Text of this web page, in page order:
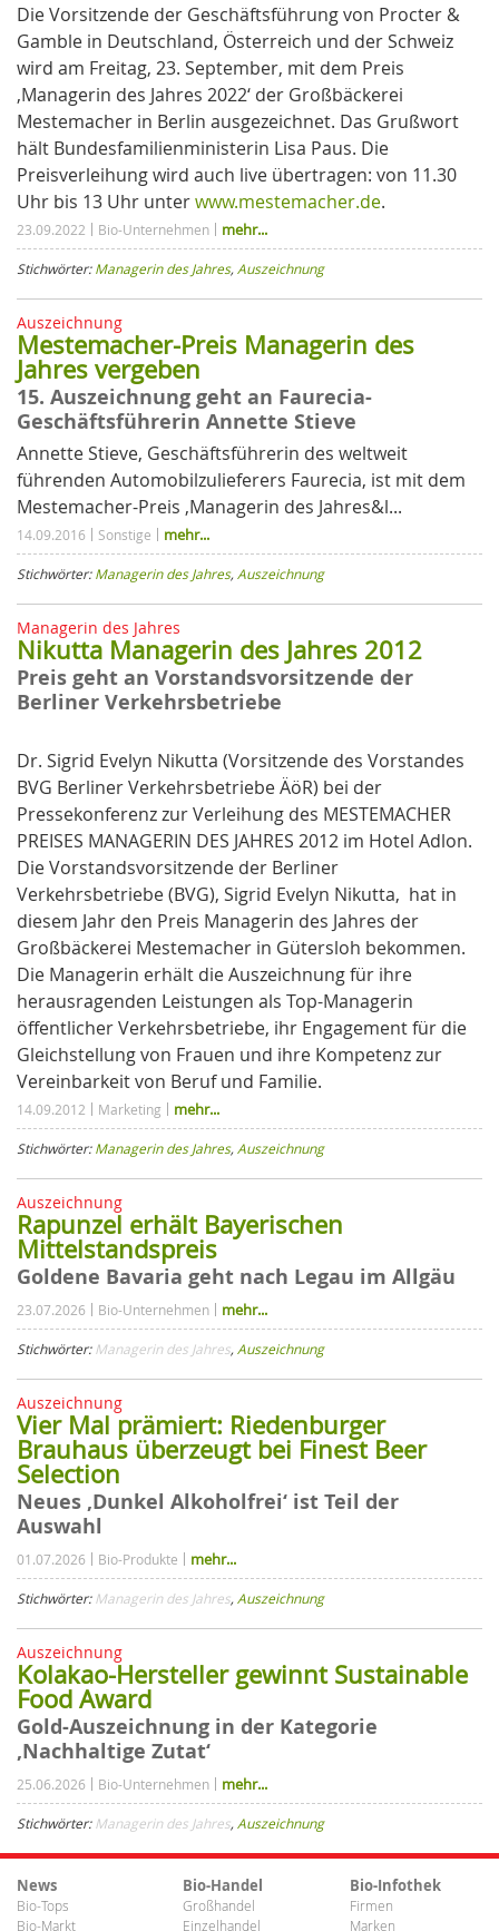
Die Vorsitzende der Geschäftsführung von Procter &
Gamble in Deutschland, Österreich und der Schweiz
wird am Freitag, 23. September, mit dem Preis
‚Managerin des Jahres 2022‘ der Großbäckerei
Mestemacher in Berlin ausgezeichnet. Das Grußwort
hält Bundesfamilienministerin Lisa Paus. Die
Preisverleihung wird auch live übertragen: von 11.30
Uhr bis 13 Uhr unterwww.mestemacher.de.
23.09.2022 Bio-Unternehmen mehr...
Stichwörter:Managerin des Jahres,Auszeichnung
Auszeichnung
Mestemacher-Preis Managerin des
Jahres vergeben
15. Auszeichnung geht an Faurecia-
Geschäftsführerin Annette Stieve
Annette Stieve, Geschäftsführerin des weltweit
führenden Automobilzulieferers Faurecia, ist mit dem
Mestemacher-Preis ‚Managerin des Jahres&l...
14.09.2016 Sonstige mehr...
Stichwörter:Managerin des Jahres,Auszeichnung
Managerin des Jahres
Nikutta Managerin des Jahres 2012
Preis geht an Vorstandsvorsitzende der
Berliner Verkehrsbetriebe
Dr. Sigrid Evelyn Nikutta (Vorsitzende des Vorstandes
BVG Berliner Verkehrsbetriebe ÄöR) bei der
Pressekonferenz zur Verleihung des MESTEMACHER
PREISES MANAGERIN DES JAHRES 2012 im Hotel Adlon.
Die Vorstandsvorsitzende der Berliner
Verkehrsbetriebe (BVG), Sigrid Evelyn Nikutta, hat in
diesem Jahr den Preis Managerin des Jahres der
Großbäckerei Mestemacher in Gütersloh bekommen.
Die Managerin erhält die Auszeichnung für ihre
herausragenden Leistungen als Top-Managerin
öffentlicher Verkehrsbetriebe, ihr Engagement für die
Gleichstellung von Frauen und ihre Kompetenz zur
Vereinbarkeit von Beruf und Familie.
14.09.2012 Marketing mehr...
Stichwörter:Managerin des Jahres,Auszeichnung
Auszeichnung
Rapunzel erhält Bayerischen
Mittelstandspreis
Goldene Bavaria geht nach Legau im Allgäu
23.07.2026 Bio-Unternehmen mehr...
Stichwörter: Managerin des Jahres,Auszeichnung
Auszeichnung
Vier Mal prämiert: Riedenburger
Brauhaus überzeugt bei Finest Beer
Selection
Neues ‚Dunkel Alkoholfrei‘ ist Teil der
Auswahl
01.07.2026 Bio-Produkte mehr...
Stichwörter: Managerin des Jahres,Auszeichnung
Auszeichnung
Kolakao-Hersteller gewinnt Sustainable
Food Award
Gold-Auszeichnung in der Kategorie
‚Nachhaltige Zutat‘
25.06.2026 Bio-Unternehmen mehr...
Stichwörter: Managerin des Jahres,Auszeichnung
News
Bio-Tops
Bio-Markt
Bio-Handel
Großhandel
Einzelhandel
Bio-Infothek
Firmen
Marken